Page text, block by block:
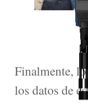
Finalmente,
los datos de